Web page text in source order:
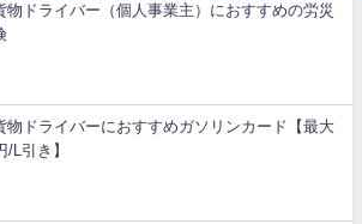
物ドライバー（個人事業主）におすすめの労災
物ドライバーにおすすめガソリンカード【最大
/L引き】